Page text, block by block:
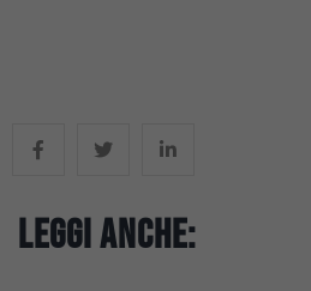
Leggi anche: